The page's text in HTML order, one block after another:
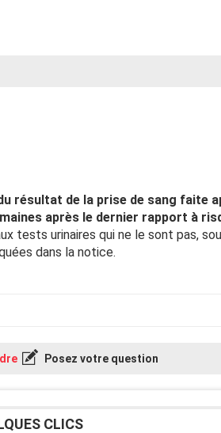
résultat de la prise de sang faite
après le dernier rapport à
tests urinaires qui ne le sont pas,
dans la notice.
Posez votre question
CLICS